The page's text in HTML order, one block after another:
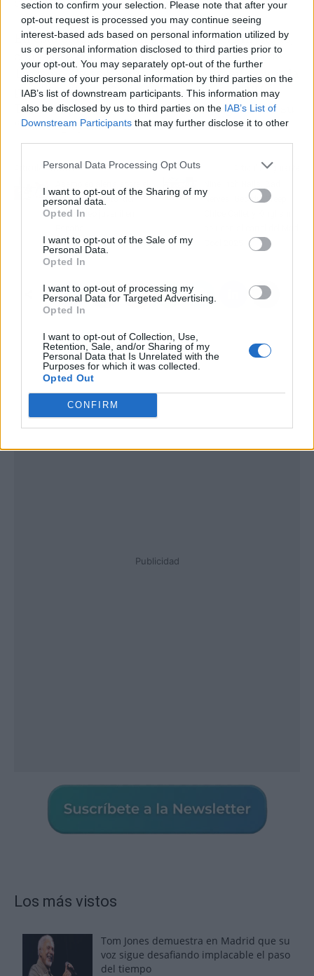
section to confirm your selection. Please note that after your
opt-out request is processed you may continue seeing
interest-based ads based on personal information utilized by
us or personal information disclosed to third parties prior to
your opt-out. You may separately opt-out of the further
disclosure of your personal information by third parties on the
IAB’s list of downstream participants. This information may
also be disclosed by us to third parties on the IAB’s List of
Downstream Participants that may further disclose it to other
Personal Data Processing Opt Outs
I want to opt-out of the Sharing of my
personal data.
Opted In
I want to opt-out of the Sale of my
Personal Data.
Opted In
I want to opt-out of processing my
Personal Data for Targeted Advertising.
Opted In
I want to opt-out of Collection, Use,
Retention, Sale, and/or Sharing of my
Personal Data that Is Unrelated with the
Purposes for which it was collected.
Opted Out
CONFIRM
En esta edición, Brasil es el país socio invitado,
con la presencia en Madrid de su ministro de
Turismo, Celso Sabino. Además, Brasil asume la
presidencia del Consejo Ejecutivo de ONU
Turismo para 2025. Pololikashvili agradeció su
“liderazgo y colaboración”.
Artículo anterior
"enquistamiento" del
desempleo juvenil en
Artículo siguiente
Nerves, Geordie Greep,
Publicidad
Los más vistos
Tom Jones demuestra en Madrid que su
voz sigue desafiando implacable el paso
del tiempo